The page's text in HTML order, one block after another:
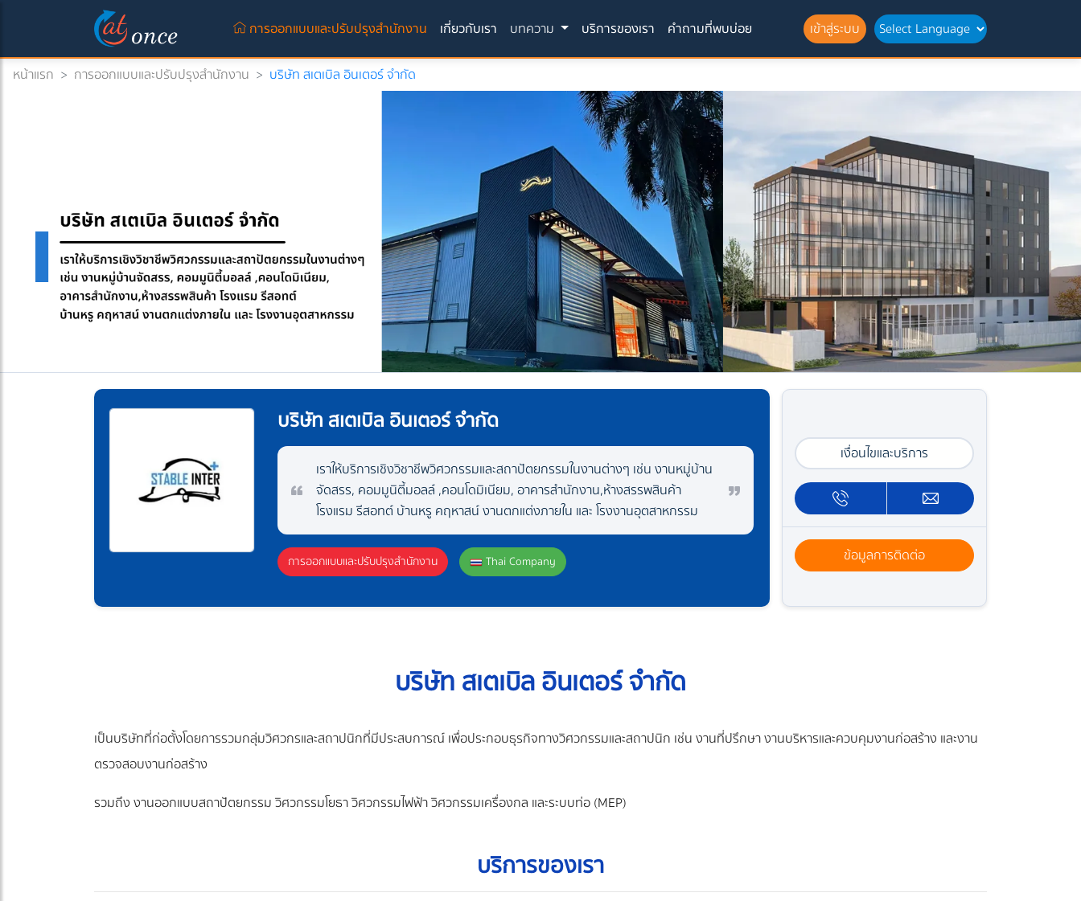
การออกแบบและปรับปรุงสำนักงาน (current)
เกี่ยวกับเรา บทความ บริการของเรา คำถามที่พบบ่อย เข้าสู่ระบบ
หน้าแรก > การออกแบบและปรับปรุงสำนักงาน > บริษัท สเตเบิล อินเตอร์ จำกัด
บริษัท สเตเบิล อินเตอร์ จำกัด
เราให้บริการเชิงวิชาชีพวิศวกรรมและสถาปัตยกรรมในงานต่างๆ เช่น งานหมู่บ้าน
จัดสรร, คอมมูนิตี้มอลล์ ,คอนโดมิเนียม, อาคารสำนักงาน,ห้างสรรพสินค้า
โรงแรม รีสอทต์ บ้านหรู คฤหาสน์ งานตกแต่งภายใน และ โรงงานอุตสาหกรรม
การออกแบบและปรับปรุงสำนักงาน Thai Company
เงื่อนไขและบริการ
ข้อมูลการติดต่อ
บริษัท สเตเบิล อินเตอร์ จำกัด
เป็นบริษัทที่ก่อตั้งโดยการรวมกลุ่มวิศวกรและสถาปนิกที่มีประสบการณ์ เพื่อประกอบธุรกิจทางวิศวกรรมและสถาปนิก เช่น งานที่ปรึกษา งานบริหารและควบคุมงานก่อสร้าง และงาน
ตรวจสอบงานก่อสร้าง
รวมถึง งานออกแบบสถาปัตยกรรม วิศวกรรมโยธา วิศวกรรมไฟฟ้า วิศวกรรมเครื่องกล และระบบท่อ (MEP)
บริการของเรา